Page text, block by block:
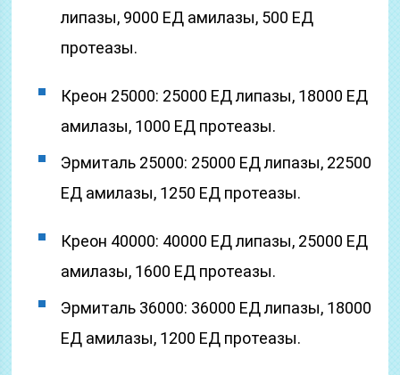
липазы, 9000 ЕД амилазы, 500 ЕД
протеазы.
Креон 25000: 25000 ЕД липазы, 18000 ЕД
амилазы, 1000 ЕД протеазы.
Эрмиталь 25000: 25000 ЕД липазы, 22500
ЕД амилазы, 1250 ЕД протеазы.
Креон 40000: 40000 ЕД липазы, 25000 ЕД
амилазы, 1600 ЕД протеазы.
Эрмиталь 36000: 36000 ЕД липазы, 18000
ЕД амилазы, 1200 ЕД протеазы.